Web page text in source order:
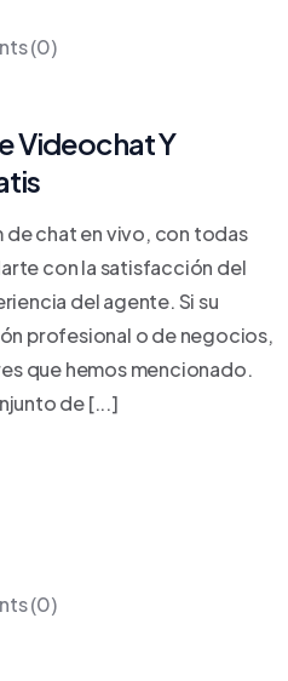
(0)
Videochat Y
chat en vivo, con todas
con la satisfacción del
del agente. Si su
profesional o de negocios,
que hemos mencionado.
de [...]
(0)